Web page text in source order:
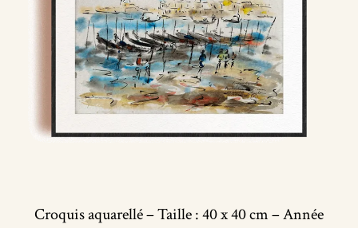
Croquis aquarellé – Taille : 40 x 40 cm – Année